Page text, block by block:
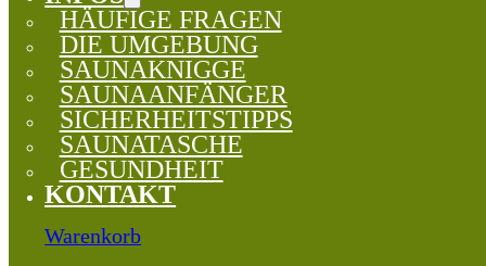
HÄUFIGE FRAGEN
DIE UMGEBUNG
SAUNAKNIGGE
SAUNAANFÄNGER
SICHERHEITSTIPPS
SAUNATASCHE
GESUNDHEIT
KONTAKT
Warenkorb